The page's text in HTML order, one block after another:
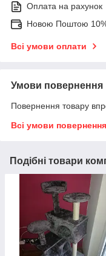
Оплата на рахунок
Новою Поштою
Всі умови оплати
Умови повернення
Повернення товару
Всі умови повернення
Подібні товари